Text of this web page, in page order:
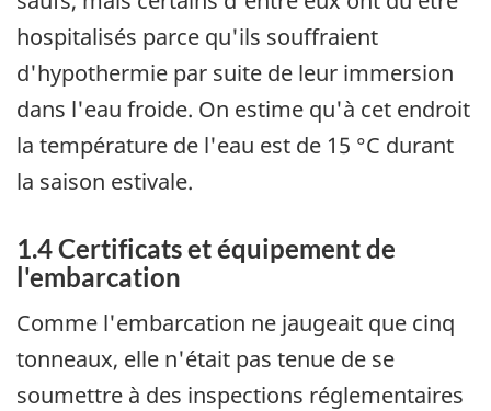
hospitalisés parce qu'ils souffraient
d'hypothermie par suite de leur immersion
dans l'eau froide. On estime qu'à cet endroit
la température de l'eau est de 15 °C durant
la saison estivale.
1.4 Certificats et équipement de
l'embarcation
Comme l'embarcation ne jaugeait que cinq
tonneaux, elle n'était pas tenue de se
soumettre à des inspections réglementaires